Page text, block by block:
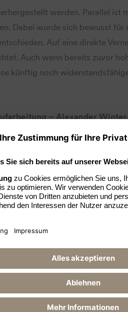
werden. Parallel ist
Dabei wurde sich bewusst
Auf eine direkte
Auch wenn bereits zuvor
künftig noch
– Alexander
dass es durch den Angriff und
Datenabfluss gekommen ist.“
Wachsamkeit gebeten.
unter
und forensischen Aufarbeitung
untersucht und rechtliche
Hotels &
Hotels & Resorts mit Sitz in